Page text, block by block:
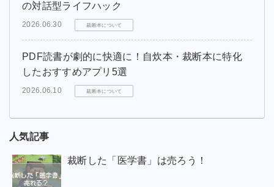
の対話型ライフハック
2026.06.30 裁断本について
PDF読書が劇的に快適に！自炊本・裁断本に特化
したおすすめアプリ5選
2026.06.10 裁断本について
人気記事
裁断した「医学書」は売ろう！